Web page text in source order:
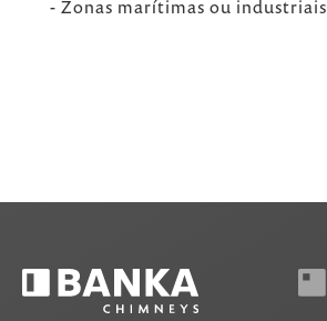
- Zonas marítimas ou industriais